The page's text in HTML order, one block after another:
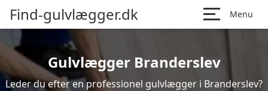
Find-gulvlægger.dk Menu
Gulvlægger Branderslev
Leder du efter en professionel gulvlægger i Branderslev?